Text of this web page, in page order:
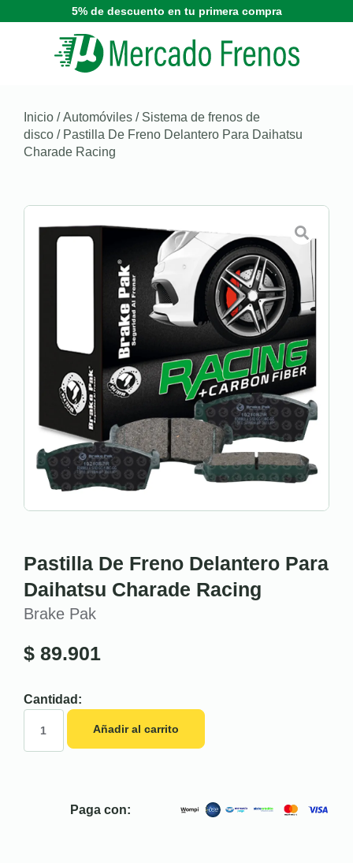
5% de descuento en tu primera compra
Inicio /Automóviles / Sistema de frenos de
disco / Pastilla De Freno Delantero Para Daihatsu
Charade Racing
Pastilla De Freno Delantero Para
Daihatsu Charade Racing
Brake Pak
$ 89.901
Cantidad:
Añadir al carrito
Paga con: